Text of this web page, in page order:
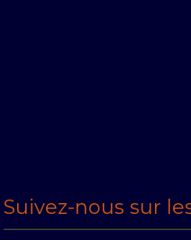
Suivez-nous sur